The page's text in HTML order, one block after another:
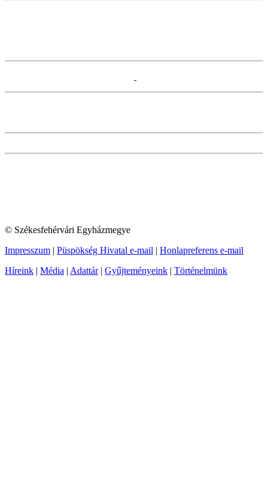
© Székesfehérvári Egyházmegye
Impresszum | Püspökség Hivatal e-mail | Honlapreferens e-mail
Híreink | Média | Adattár| Gyűjteményeink | Történelmünk